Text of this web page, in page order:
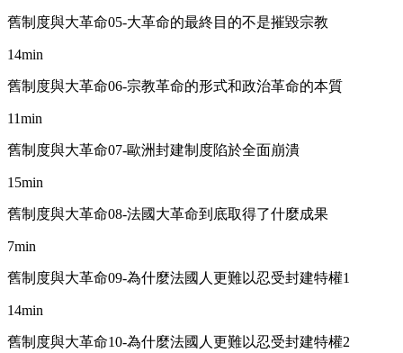
舊制度與大革命05-大革命的最終目的不是摧毀宗教
14min
舊制度與大革命06-宗教革命的形式和政治革命的本質
11min
舊制度與大革命07-歐洲封建制度陷於全面崩潰
15min
舊制度與大革命08-法國大革命到底取得了什麼成果
7min
舊制度與大革命09-為什麼法國人更難以忍受封建特權1
14min
舊制度與大革命10-為什麼法國人更難以忍受封建特權2